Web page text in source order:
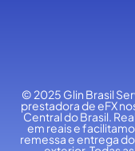
© 2025 Glin Brasil
prestadora de eFX
Central do Brasil.
em reais e
remessa e entrega